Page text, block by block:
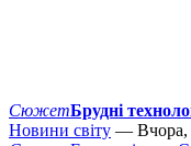
СюжетБрудні
Новини світу — Вчора,